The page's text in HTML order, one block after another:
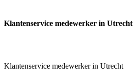
Klantenservice medewerker in Utrecht
Klantenservice medewerker in Utrecht